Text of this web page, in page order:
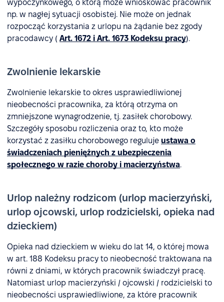
wypoczynkowego, o którą może wnioskować pracownik
np. w nagłej sytuacji osobistej. Nie może on jednak
rozpocząć korzystania z urlopu na żądanie bez zgody
pracodawcy ( Art. 1672 i Art. 1673 Kodeksu pracy).
Zwolnienie lekarskie
Zwolnienie lekarskie to okres usprawiedliwionej
nieobecności pracownika, za którą otrzyma on
zmniejszone wynagrodzenie, tj. zasiłek chorobowy.
Szczegóły sposobu rozliczenia oraz to, kto może
korzystać z zasiłku chorobowego reguluje ustawa o
świadczeniach pieniężnych z ubezpieczenia
społecznego w razie choroby i macierzyństwa.
Urlop należny rodzicom (urlop macierzyński,
urlop ojcowski, urlop rodzicielski, opieka nad
dzieckiem)
Opieka nad dzieckiem w wieku do lat 14, o której mowa
w art. 188 Kodeksu pracy to nieobecność traktowana na
równi z dniami, w których pracownik świadczył pracę.
Natomiast urlop macierzyński / ojcowski / rodzicielski to
nieobecności usprawiedliwione, za które pracownik